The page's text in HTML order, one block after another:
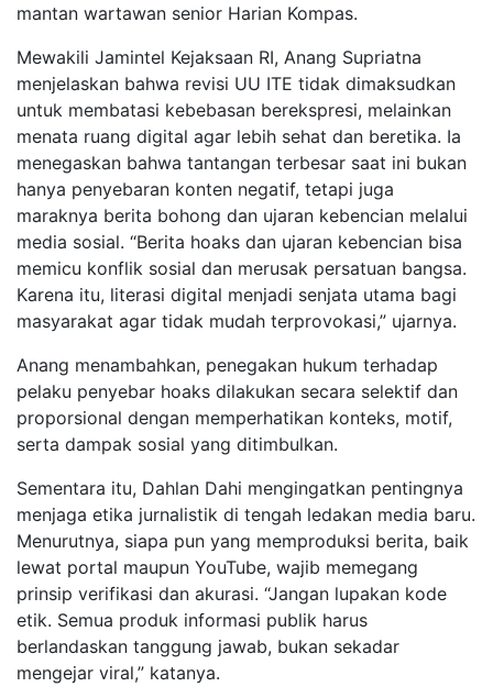
mantan wartawan senior Harian Kompas.
Mewakili Jamintel Kejaksaan RI, Anang Supriatna
menjelaskan bahwa revisi UU ITE tidak dimaksudkan
untuk membatasi kebebasan berekspresi, melainkan
menata ruang digital agar lebih sehat dan beretika. Ia
menegaskan bahwa tantangan terbesar saat ini bukan
hanya penyebaran konten negatif, tetapi juga
maraknya berita bohong dan ujaran kebencian melalui
media sosial. “Berita hoaks dan ujaran kebencian bisa
memicu konflik sosial dan merusak persatuan bangsa.
Karena itu, literasi digital menjadi senjata utama bagi
masyarakat agar tidak mudah terprovokasi,” ujarnya.
Anang menambahkan, penegakan hukum terhadap
pelaku penyebar hoaks dilakukan secara selektif dan
proporsional dengan memperhatikan konteks, motif,
serta dampak sosial yang ditimbulkan.
Sementara itu, Dahlan Dahi mengingatkan pentingnya
menjaga etika jurnalistik di tengah ledakan media baru.
Menurutnya, siapa pun yang memproduksi berita, baik
lewat portal maupun YouTube, wajib memegang
prinsip verifikasi dan akurasi. “Jangan lupakan kode
etik. Semua produk informasi publik harus
berlandaskan tanggung jawab, bukan sekadar
mengejar viral,” katanya.